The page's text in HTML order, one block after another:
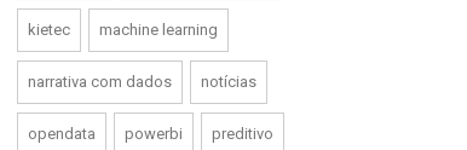
kietec machine learning
narrativa com dados notícias
opendata powerbi preditivo